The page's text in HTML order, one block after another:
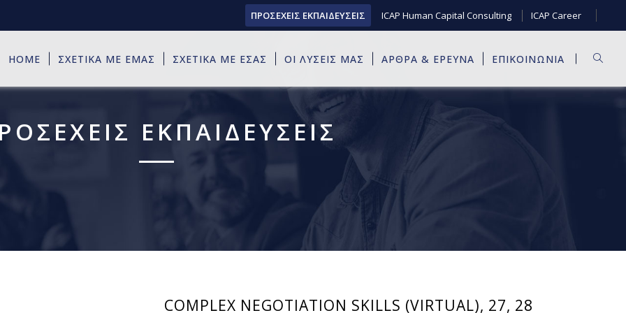
ΠΡΟΣΕΧΕΙΣ ΕΚΠΑΙΔΕΥΣΕΙΣ ICAP Human Capital Consulting ICAP Career
HOME ΣΧΕΤΙΚΑ ΜΕ ΕΜΑΣ ΣΧΕΤΙΚΑ ΜΕ ΕΣΑΣ ΟΙ ΛΥΣΕΙΣ ΜΑΣ ΑΡΘΡΑ & ΕΡΕΥΝΑ ΕΠΙΚΟΙΝΩΝΙΑ
ΕΚΠΑΙΔΕΥΣΕΙΣ
COMPLEX NEGOTIATION SKILLS (VIRTUAL), 27, 28